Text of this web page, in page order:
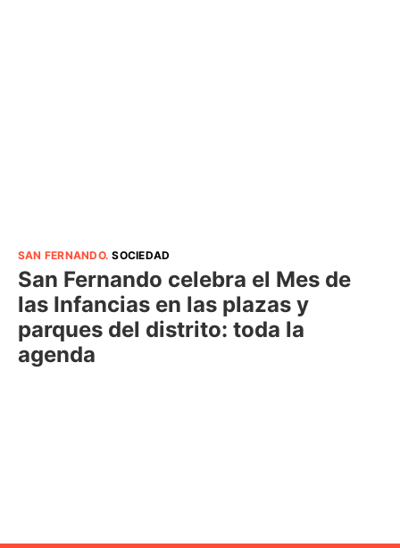
SAN FERNANDO.SOCIEDAD
San Fernando celebra el Mes de
las Infancias en las plazas y
parques del distrito: toda la
agenda